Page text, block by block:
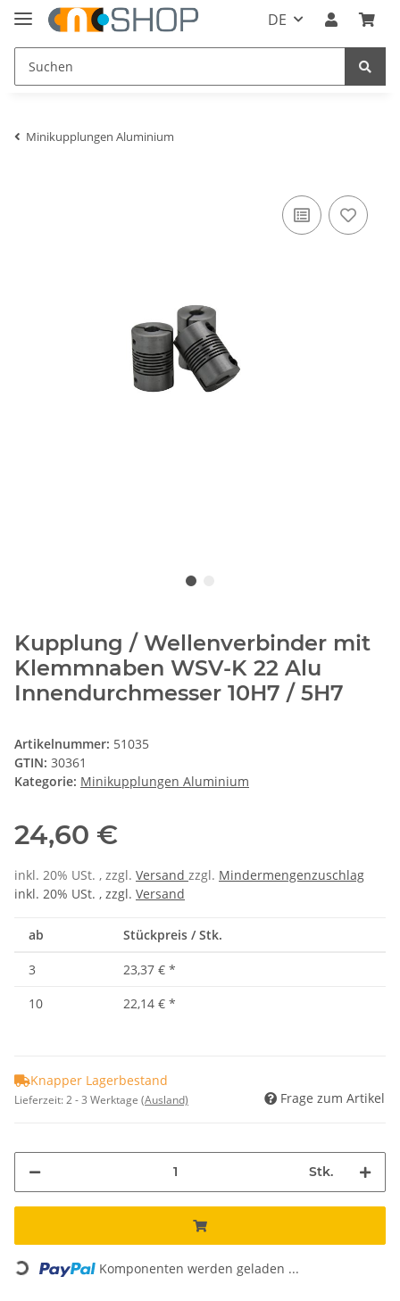
DE
Minikupplungen Aluminium
Kupplung / Wellenverbinder mit
Klemmnaben WSV-K 22 Alu
Innendurchmesser 10H7 / 5H7
Artikelnummer: 51035
GTIN: 30361
Kategorie: Minikupplungen Aluminium
24,60 €
inkl. 20% USt. , zzgl. Versand zzgl. Mindermengenzuschlag
inkl. 20% USt. , zzgl. Versand
ab Stückpreis / Stk.
3 23,37 € *
10
22,14 € *
Knapper Lagerbestand
Lieferzeit:2 - 3 Werktage (Ausland) Frage zum Artikel
Stk.
Loading... Komponenten werden geladen ...